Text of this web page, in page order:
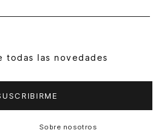
todas las novedades
Sobre nosotros